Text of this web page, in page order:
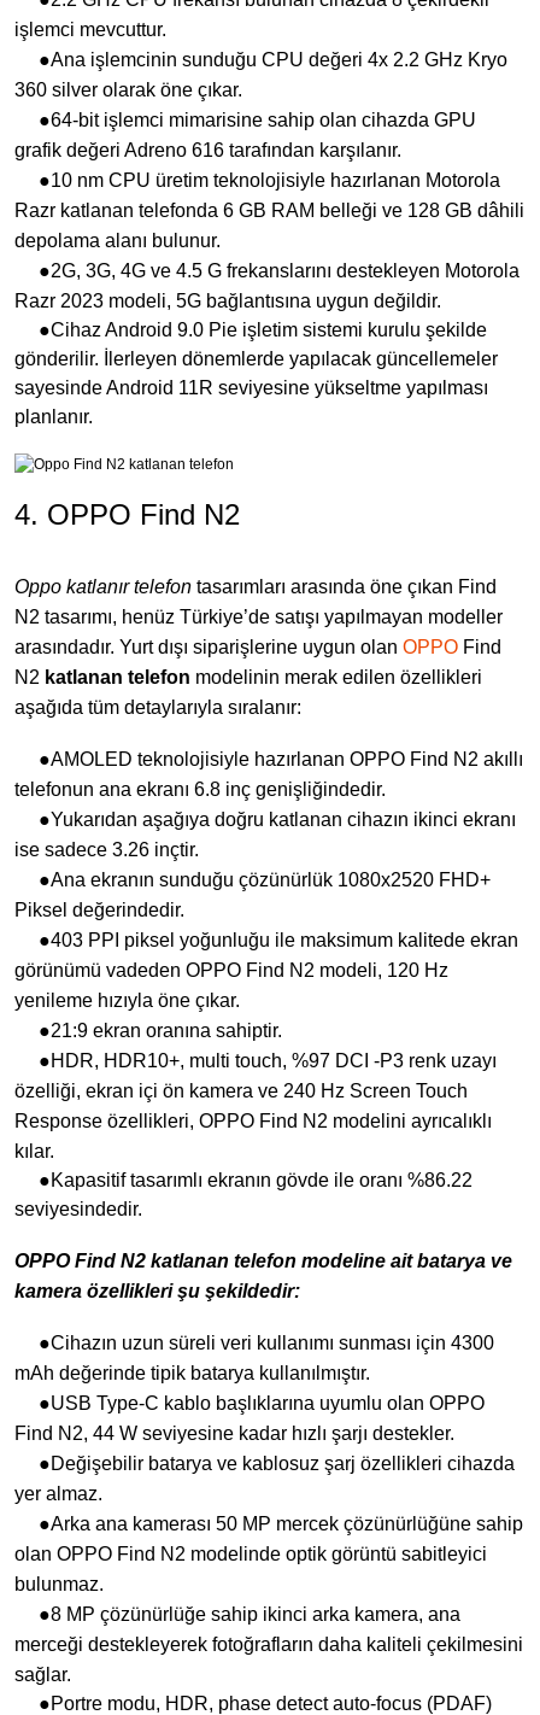
işlemci mevcuttur.
●Ana işlemcinin sunduğu CPU değeri 4x 2.2 GHz Kryo
360 silver olarak öne çıkar.
●64-bit işlemci mimarisine sahip olan cihazda GPU
grafik değeri Adreno 616 tarafından karşılanır.
●10 nm CPU üretim teknolojisiyle hazırlanan Motorola
Razr katlanan telefonda 6 GB RAM belleği ve 128 GB dâhili
depolama alanı bulunur.
●2G, 3G, 4G ve 4.5 G frekanslarını destekleyen Motorola
Razr 2023 modeli, 5G bağlantısına uygun değildir.
●Cihaz Android 9.0 Pie işletim sistemi kurulu şekilde
gönderilir. İlerleyen dönemlerde yapılacak güncellemeler
sayesinde Android 11R seviyesine yükseltme yapılması
planlanır.
4. OPPO Find N2
Oppo katlanır telefon tasarımları arasında öne çıkan Find
N2 tasarımı, henüz Türkiye’de satışı yapılmayan modeller
arasındadır. Yurt dışı siparişlerine uygun olan OPPO Find
N2 katlanan telefon modelinin merak edilen özellikleri
aşağıda tüm detaylarıyla sıralanır:
●AMOLED teknolojisiyle hazırlanan OPPO Find N2 akıllı
telefonun ana ekranı 6.8 inç genişliğindedir.
●Yukarıdan aşağıya doğru katlanan cihazın ikinci ekranı
ise sadece 3.26 inçtir.
●Ana ekranın sunduğu çözünürlük 1080x2520 FHD+
Piksel değerindedir.
●403 PPI piksel yoğunluğu ile maksimum kalitede ekran
görünümü vadeden OPPO Find N2 modeli, 120 Hz
yenileme hızıyla öne çıkar.
●21:9 ekran oranına sahiptir.
●HDR, HDR10+, multi touch, %97 DCI -P3 renk uzayı
özelliği, ekran içi ön kamera ve 240 Hz Screen Touch
Response özellikleri, OPPO Find N2 modelini ayrıcalıklı
kılar.
●Kapasitif tasarımlı ekranın gövde ile oranı %86.22
seviyesindedir.
OPPO Find N2 katlanan telefon modeline ait batarya ve
kamera özellikleri şu şekildedir:
●Cihazın uzun süreli veri kullanımı sunması için 4300
mAh değerinde tipik batarya kullanılmıştır.
●USB Type-C kablo başlıklarına uyumlu olan OPPO
Find N2, 44 W seviyesine kadar hızlı şarjı destekler.
●Değişebilir batarya ve kablosuz şarj özellikleri cihazda
yer almaz.
●Arka ana kamerası 50 MP mercek çözünürlüğüne sahip
olan OPPO Find N2 modelinde optik görüntü sabitleyici
bulunmaz.
●8 MP çözünürlüğe sahip ikinci arka kamera, ana
merceği destekleyerek fotoğrafların daha kaliteli çekilmesini
sağlar.
●Portre modu, HDR, phase detect auto-focus (PDAF)